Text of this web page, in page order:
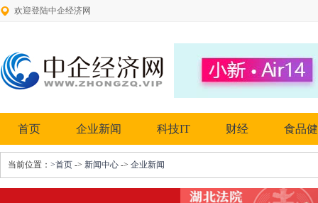
欢迎登陆中企经济网
首页 企业新闻 科技IT 财经 食品
当前位置： >首页 -> 新闻中心 -> 企业新闻